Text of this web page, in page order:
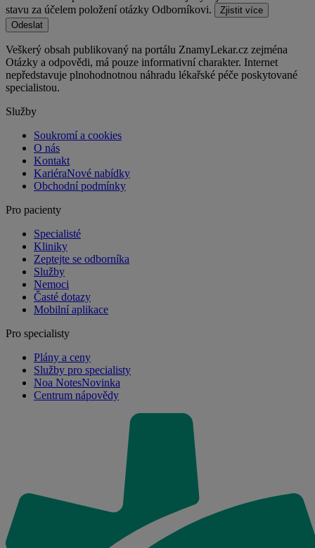
stavu za účelem položení otázky Odborníkovi.
Zjistit více
Odeslat
Veškerý obsah publikovaný na portálu ZnamyLekar.cz zejména
Otázky a odpovědi, má pouze informativní charakter. Internet
nepředstavuje plnohodnotnou náhradu lékařské péče poskytované
specialistou.
Služby
Soukromí a cookies
O nás
Kontakt
KariéraNové nabídky
Obchodní podmínky
Pro pacienty
Specialisté
Kliniky
Zeptejte se odborníka
Služby
Nemoci
Časté dotazy
Mobilní aplikace
Pro specialisty
Plány a ceny
Služby pro specialisty
Noa NotesNovinka
Centrum nápovědy